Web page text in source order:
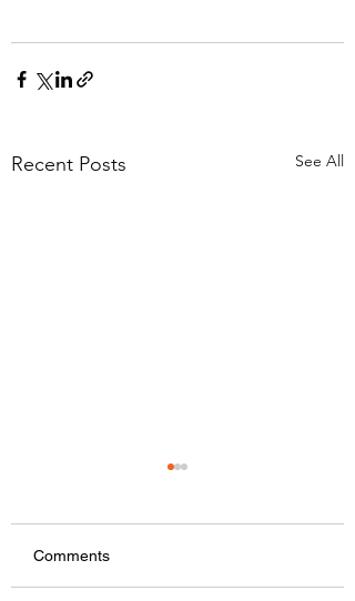
Recent Posts See All
Comments